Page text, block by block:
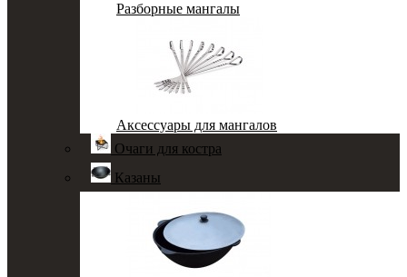
Разборные мангалы
Аксессуары для мангалов
Очаги для костра
Казаны